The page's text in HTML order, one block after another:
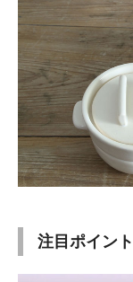
注目ポイント